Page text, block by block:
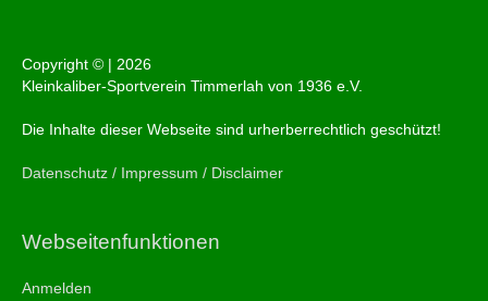
Copyright © | 2026
Kleinkaliber-Sportverein Timmerlah von 1936 e.V.
Die Inhalte dieser Webseite sind urherberrechtlich geschützt!
Datenschutz / Impressum / Disclaimer
Webseitenfunktionen
Anmelden